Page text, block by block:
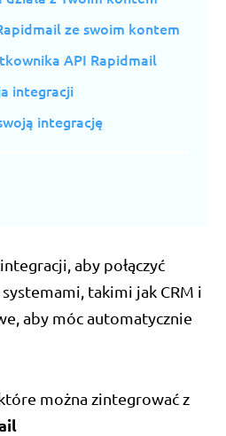
ze swoim kontem
API Rapidmail
integracji
integrację
aby połączyć
takimi jak CRM i
aby móc automatycznie
można zintegrować z